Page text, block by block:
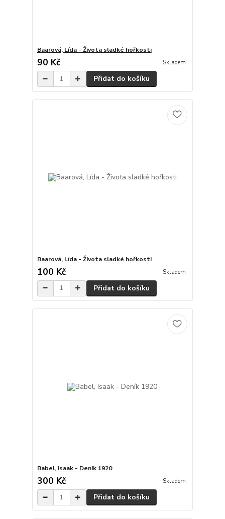
Baarová, Lída - Života sladké hořkosti
90 Kč Skladem
Přidat do košíku
Baarová, Lída - Života sladké hořkosti
100 Kč Skladem
Přidat do košíku
Babel, Isaak - Deník 1920
300 Kč Skladem
Přidat do košíku